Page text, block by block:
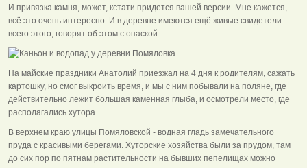
И привязка камня, может, кстати придется вашей версии. Мне кажется,
всё это очень интересно. И в деревне имеются ещё живые свидетели
всего этого, говорят об этом с опаской.
На майские праздники Анатолий приезжал на 4 дня к родителям, сажать
картошку, но смог выкроить время, и мы с ним побывали на поляне, где
действительно лежит большая каменная глыба, и осмотрели место, где
располагались хутора.
В верхнем краю улицы Помяловской - водная гладь замечательного
пруда с красивыми берегами. Хуторские хозяйства были за прудом, там
до сих пор по пятнам растительности на бывших пепелищах можно